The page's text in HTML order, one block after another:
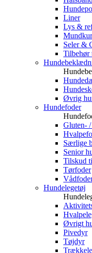
Liner
Lys &
Seler &
Tilbehør
Øvrig
Hundefoder
Gluten-
Særlige
Senior
Tilskud
Tørfoder
Hundelegetøj
Øvrigt
Pivedyr
Tøjdyr